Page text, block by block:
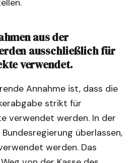
aus der
ausschließlich für
verwendet.
Annahme ist, dass die
strikt für
verwendet werden. In der
überlassen,
werden. Das